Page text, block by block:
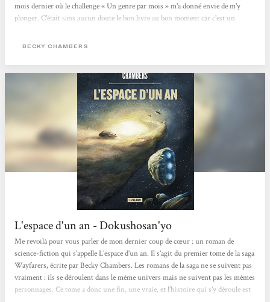
mois dernier où le challenge « Un genre par mois » m'a donné envie de m'y
plonger. C'était sans aucun doute le bon livre au bon moment car c'est un
aimé. Ce roman est un space-opera dans lequel le lecteur suit Rosemary jeune
BECKY CHAMBERS
L'espace d'un an - Dokushosan'yo
Me revoilà pour vous parler de mon dernier coup de cœur : un roman de
science-fiction qui s’appelle L’espace d’un an. Il s’agit du premier tome de la saga
Wayfarers, écrite par Becky Chambers. Les romans de la saga ne se suivent pas
vraiment : ils se déroulent dans le même univers mais ne suivent pas les mêmes
personnages. Ce tome a donc une fin, une vraie, et l’histoire qui s’y déroule est